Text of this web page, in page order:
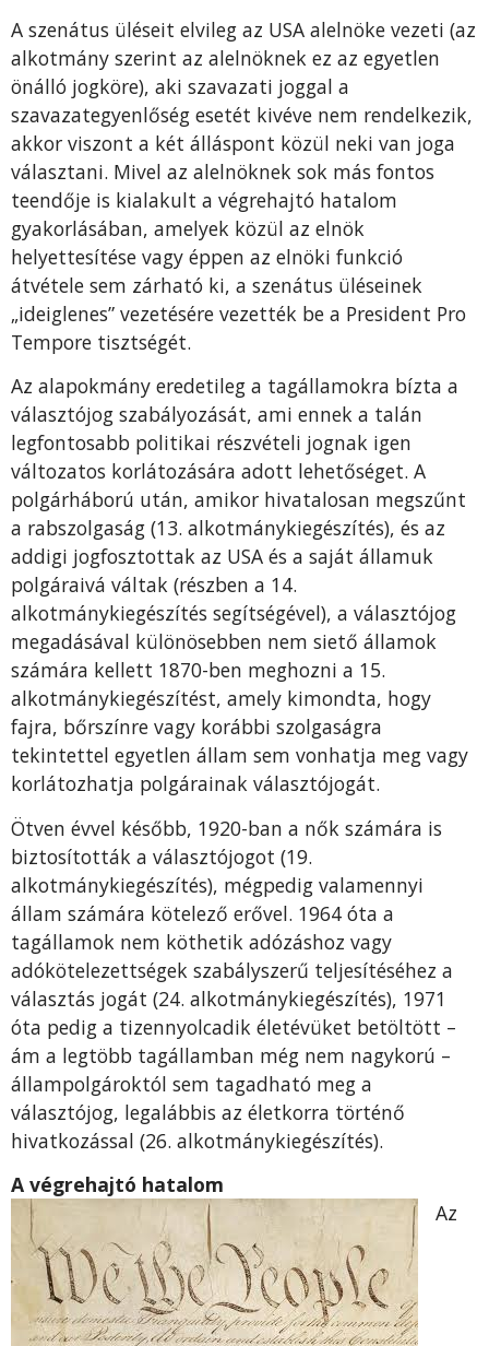
A szenátus üléseit elvileg az USA alelnöke vezeti (az
alkotmány szerint az alelnöknek ez az egyetlen
önálló jogköre), aki szavazati joggal a
szavazategyenlőség esetét kivéve nem rendelkezik,
akkor viszont a két álláspont közül neki van joga
választani. Mivel az alelnöknek sok más fontos
teendője is kialakult a végrehajtó hatalom
gyakorlásában, amelyek közül az elnök
helyettesítése vagy éppen az elnöki funkció
átvétele sem zárható ki, a szenátus üléseinek
„ideiglenes” vezetésére vezették be a President Pro
Tempore tisztségét.
Az alapokmány eredetileg a tagállamokra bízta a
választójog szabályozását, ami ennek a talán
legfontosabb politikai részvételi jognak igen
változatos korlátozására adott lehetőséget. A
polgárháború után, amikor hivatalosan megszűnt
a rabszolgaság (13. alkotmánykiegészítés), és az
addigi jogfosztottak az USA és a saját államuk
polgáraivá váltak (részben a 14.
alkotmánykiegészítés segítségével), a választójog
megadásával különösebben nem siető államok
számára kellett 1870-ben meghozni a 15.
alkotmánykiegészítést, amely kimondta, hogy
fajra, bőrszínre vagy korábbi szolgaságra
tekintettel egyetlen állam sem vonhatja meg vagy
korlátozhatja polgárainak választójogát.
Ötven évvel később, 1920-ban a nők számára is
biztosították a választójogot (19.
alkotmánykiegészítés), mégpedig valamennyi
állam számára kötelező erővel. 1964 óta a
tagállamok nem köthetik adózáshoz vagy
adókötelezettségek szabályszerű teljesítéséhez a
választás jogát (24. alkotmánykiegészítés), 1971
óta pedig a tizennyolcadik életévüket betöltött –
ám a legtöbb tagállamban még nem nagykorú –
állampolgároktól sem tagadható meg a
választójog, legalábbis az életkorra történő
hivatkozással (26. alkotmánykiegészítés).
A végrehajtó hatalom
Az